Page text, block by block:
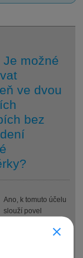
Je možné
ve dvou
bez
Ano, k tomuto účelu
slouží povel
z nabídky